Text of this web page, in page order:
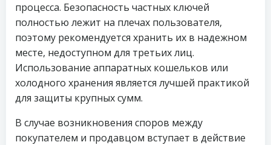
процесса. Безопасность частных ключей
полностью лежит на плечах пользователя,
поэтому рекомендуется хранить их в надежном
месте, недоступном для третьих лиц.
Использование аппаратных кошельков или
холодного хранения является лучшей практикой
для защиты крупных сумм.
В случае возникновения споров между
покупателем и продавцом вступает в действие